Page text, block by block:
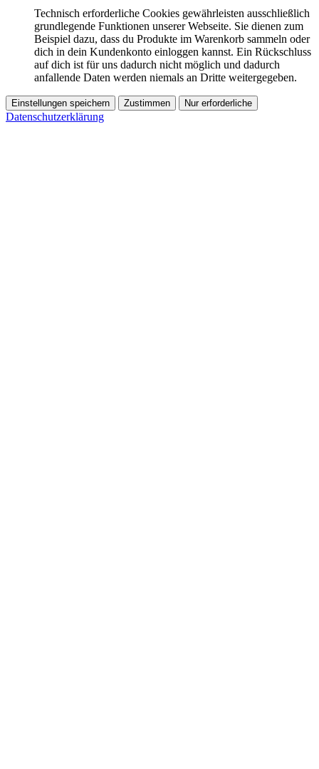
Technisch erforderliche Cookies gewährleisten ausschließlich
grundlegende Funktionen unserer Webseite. Sie dienen zum
Beispiel dazu, dass du Produkte im Warenkorb sammeln oder
dich in dein Kundenkonto einloggen kannst. Ein Rückschluss
auf dich ist für uns dadurch nicht möglich und dadurch
anfallende Daten werden niemals an Dritte weitergegeben.
Einstellungen speichern Zustimmen Nur erforderliche
Datenschutzerklärung